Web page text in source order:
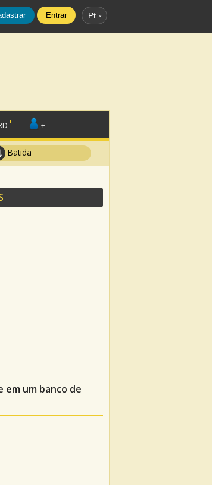
Entrar Pt
+
Batida
em um banco de